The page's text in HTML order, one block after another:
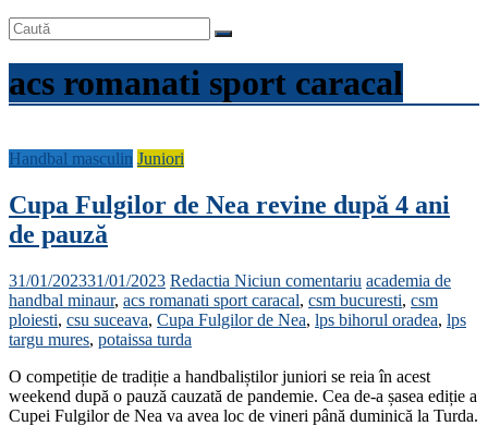
acs romanati sport caracal
Handbal masculin Juniori
Cupa Fulgilor de Nea revine după 4 ani
de pauză
31/01/202331/01/2023 Redactia Niciun comentariu academia de
handbal minaur, acs romanati sport caracal, csm bucuresti, csm
ploiesti, csu suceava, Cupa Fulgilor de Nea, lps bihorul oradea, lps
targu mures, potaissa turda
O competiție de tradiție a handbaliștilor juniori se reia în acest
weekend după o pauză cauzată de pandemie. Cea de-a șasea ediție a
Cupei Fulgilor de Nea va avea loc de vineri până duminică la Turda.